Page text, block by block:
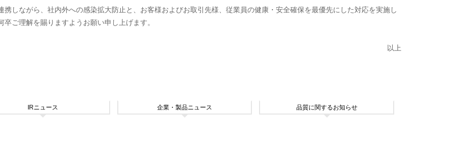
しながら、社内外への感染拡大防止と、お客様およびお取引先様、従業員の健康・安全確保を最優先にした対応を実施し
ご理解を賜りますようお願い申し上げます。
以上
IRニュース 企業・製品ニュース 品質に関するお知らせ